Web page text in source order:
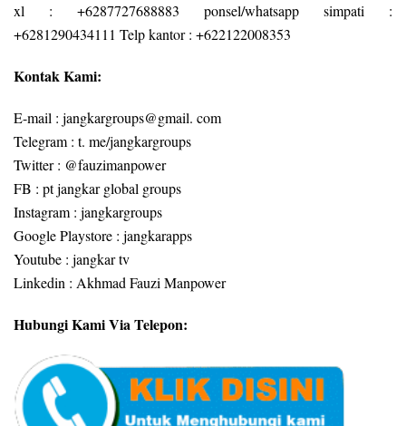
xl : +6287727688883 ponsel/whatsapp simpati :
+6281290434111 Telp kantor : +622122008353
Kontak Kami:
E-mail : jangkargroups@gmail. com
Telegram : t. me/jangkargroups
Twitter : @fauzimanpower
FB : pt jangkar global groups
Instagram : jangkargroups
Google Playstore : jangkarapps
Youtube : jangkar tv
Linkedin : Akhmad Fauzi Manpower
Hubungi Kami Via Telepon: